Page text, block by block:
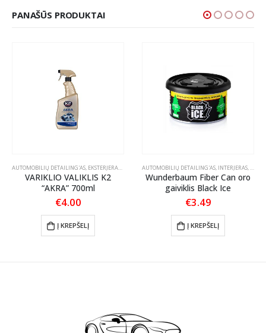
PANAŠŪS PRODUKTAI
VINILO IR GUMOS VALYMAS ,TEKSTILĖS PRIEŽIŪRA
AUTOMOBILIŲ DETAILING'AS, EKSTERJERAS , VARIKLIO VALIKLIAI
VARIKLIO VALIKLIS K2
“AKRA” 700ml
€4.00
Į KREPŠELĮ
AUTOMOBILIŲ DETAILING'AS, INTERJERAS,
Wunderbaum Fiber Can oro
gaiviklis Black Ice
€3.49
Į KREPŠELĮ